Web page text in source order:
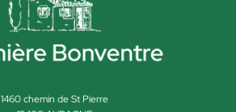
1460 chemin de St Pierre